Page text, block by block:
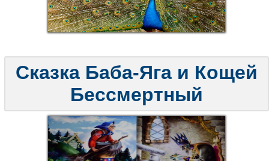
Сказка Баба-Яга и Кощей
Бессмертный